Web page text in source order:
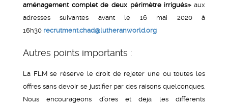
aménagement complet de deux périmètre irrigués»aux
adresses suivantes avant le 16 mai 2020 à
16h30 recrutment.chad@lutheranworld.org
Autres points importants :
La FLM se réserve le droit de rejeter une ou toutes les
offres sans devoir se justifier par des raisons quelconques.
Nous encourageons d’ores et déjà les différents